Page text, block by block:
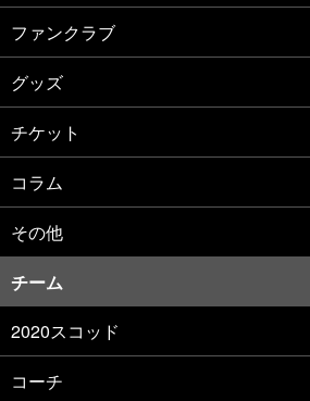
ファンクラブ
グッズ
チケット
コラム
その他
チーム
2020スコッド
コーチ